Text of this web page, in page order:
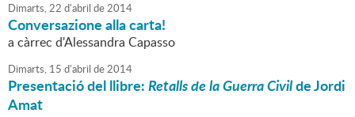
Dimarts,22 d'abril de2014
Conversazione alla carta!
a càrrec d'Alessandra Capasso
Dimarts, 15 d'abril de2014
Presentació del llibre:Retalls de la Guerra Civilde Jordi
Amat